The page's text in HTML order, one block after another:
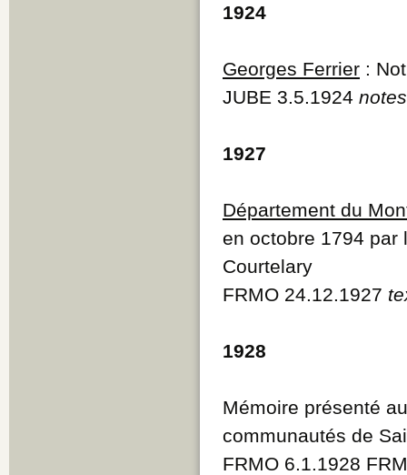
1924
Georges Ferrier :
JUBE 3.5.1924
1927
Département du
en octobre 1794 par
Courtelary
FRMO 24.12.1927
1928
Mémoire présenté
communautés de
FRMO 6.1.1928